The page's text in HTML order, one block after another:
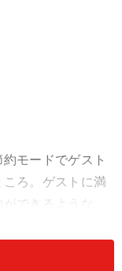
モードでゲスト
ろ。ゲストに満
できるような、